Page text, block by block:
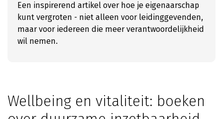
Een inspirerend artikel over hoe je eigenaarschap
kunt vergroten - niet alleen voor leidinggevenden,
maar voor iedereen die meer verantwoordelijkheid
wil nemen.
Wellbeing en vitaliteit: boeken